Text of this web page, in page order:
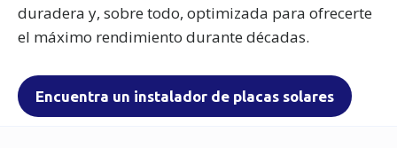
duradera y, sobre todo, optimizada para ofrecerte
el máximo rendimiento durante décadas.
Encuentra un instalador de placas solares